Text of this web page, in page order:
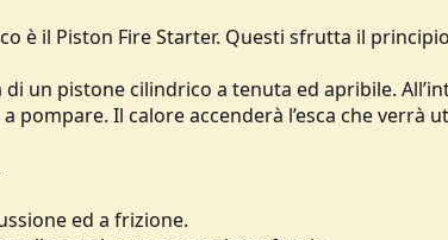
è il Piston Fire Starter. Questi sfrutta il
un pistone cilindrico a tenuta ed apribile.
pompare. Il calore accenderà l’esca che verrà
ed a frizione.